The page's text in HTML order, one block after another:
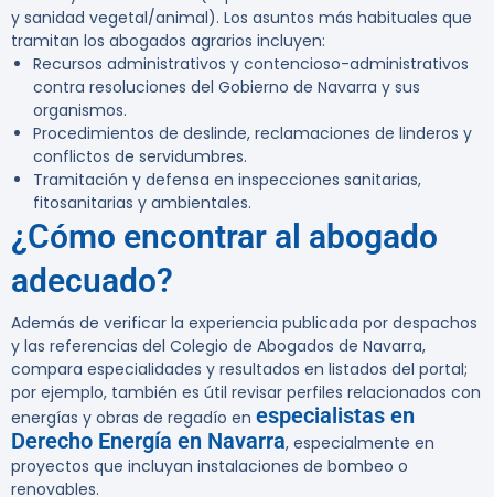
y sanidad vegetal/animal). Los asuntos más habituales que
tramitan los abogados agrarios incluyen:
Recursos administrativos y contencioso-administrativos
contra resoluciones del Gobierno de Navarra y sus
organismos.
Procedimientos de deslinde, reclamaciones de linderos y
conflictos de servidumbres.
Tramitación y defensa en inspecciones sanitarias,
fitosanitarias y ambientales.
¿Cómo encontrar al abogado
adecuado?
Además de verificar la experiencia publicada por despachos
y las referencias del Colegio de Abogados de Navarra,
compara especialidades y resultados en listados del portal;
por ejemplo, también es útil revisar perfiles relacionados con
energías y obras de regadío en especialistas en
Derecho Energía en Navarra, especialmente en
proyectos que incluyan instalaciones de bombeo o
renovables.